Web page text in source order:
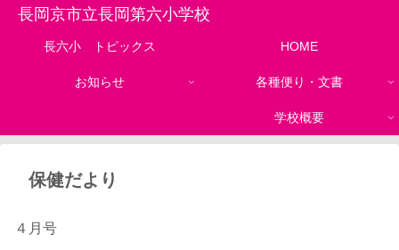
長岡京市立長岡第六小学校
長六小 トピックス HOME
お知らせ 各種便り・文書
学校概要
保健だより
４月号